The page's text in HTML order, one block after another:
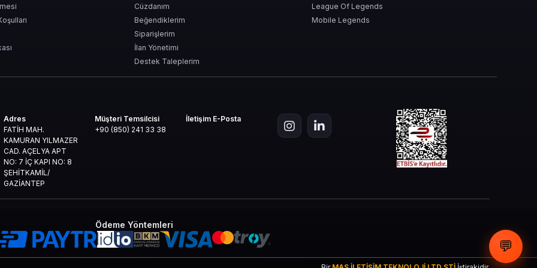
uzun vadede maksimum seviyeye çıkarır.
Hızlı Teslimat
ile tanınır. AoE 24.000 Empire Coins satın almak isteyen oyuncular için birkaç tıklama yeterli:
Cüzdanım
Beğendiklerim
Siparişlerim
İlan Yönetimi
Destek Taleplerim
League Of Legends
Mobile Legends
Adres
FATİH MAH.
KAMURAN YILMAZER
CAD. AÇELYA APT
NO: 7 İÇ KAPI NO: 8
ŞEHİTKAMİL/
GAZİANTEP
Müşteri Temsilcisi
+90 (850) 241 33 38
İletişim E-Posta
Ödeme Yöntemleri
💬